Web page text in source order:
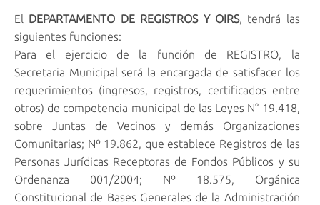
El DEPARTAMENTO DE REGISTROS Y OIRS, tendrá las
siguientes funciones:
Para el ejercicio de la función de REGISTRO, la
Secretaria Municipal será la encargada de satisfacer los
requerimientos (ingresos, registros, certificados entre
otros) de competencia municipal de las Leyes N° 19.418,
sobre Juntas de Vecinos y demás Organizaciones
Comunitarias; Nº 19.862, que establece Registros de las
Personas Jurídicas Receptoras de Fondos Públicos y su
Ordenanza 001/2004; Nº 18.575, Orgánica
Constitucional de Bases Generales de la Administración